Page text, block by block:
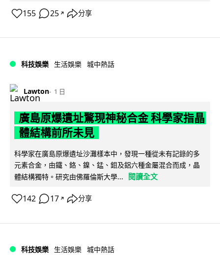
155 25 ↗ 分享
科技娛樂 生活娛樂 城中熱話
Lawton 1 日
廣島原爆遺址驚現神秘合金 科學家指晶
體結構前所未見
科學家在廣島原爆遺址沙灘樣本中，發現一種從未有記錄的多
元素合金，由鐵、鉻、鎳、錳、鉬及鋁六種金屬混合而成，晶
體結構獨特。研究由佛羅倫斯大學...
閱讀全文
142 17 ↗ 分享
科技娛樂 生活娛樂 城中熱話